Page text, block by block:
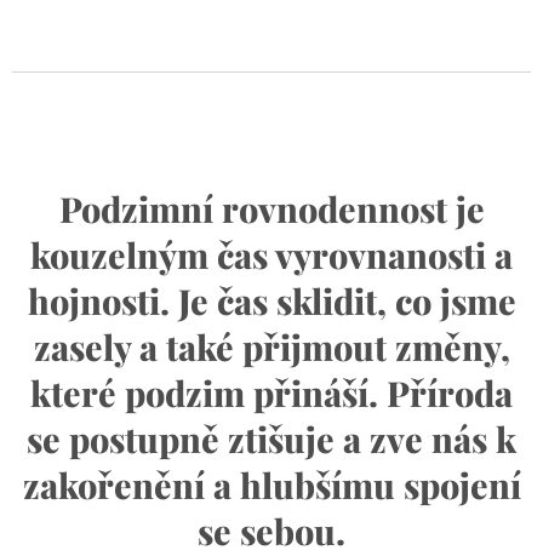
Podzimní rovnodennost je
kouzelným čas vyrovnanosti a
hojnosti. Je čas sklidit, co jsme
zasely a také přijmout změny,
které podzim přináší. Příroda
se postupně ztišuje a zve nás k
zakořenění a hlubšímu spojení
se sebou.